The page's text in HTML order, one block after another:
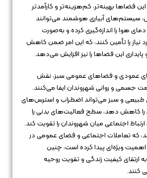
فضاها بهینه‌تر، کم‌هزینه‌تر و کارآمدتر
سیستم‌های آبیاری هوشمند می‌توانند
هوا را اندازه‌گیری کرده و به‌صورت
نیاز را تأمین کنند، که این امر ضمن کاهش
این فضاها را نیز افزایش می‌دهد.
عمودی و فضاهای عمومی سبز، نقش
جسمی و روانی شهروندان ایفا می‌کنند.
و سبز می‌تواند اضطراب و استرس‌های
را کاهش دهد، سطح فعالیت‌های بدنی را
اجتماعی میان شهروندان را تقویت کند.
که تعاملات اجتماعی و فضای عمومی در
اهمیت ویژه‌ای پیدا کرده است، چنین
ارتقای کیفیت زندگی و تقویت روحیه
کنند.